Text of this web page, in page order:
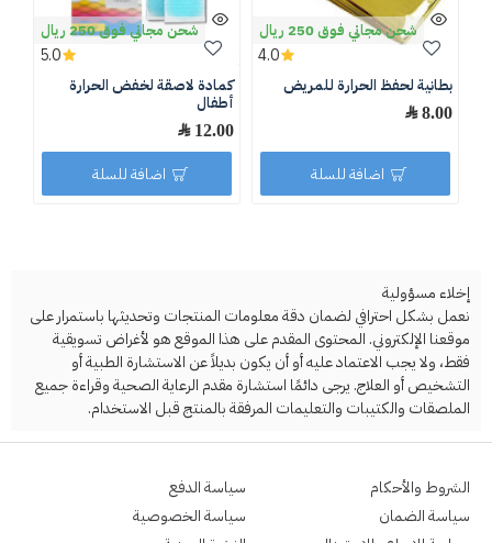
شحن مجاني فوق 250 ريال
بطانية لحفظ الحرارة للمريض
8.00 ﷼
4.0
اضافة للسلة
شحن مجاني فوق 250 ريال
كمادة لاصقة لخفض الحرارة
أطفال
12.00 ﷼
5.0
اضافة للسلة
إخلاء مسؤولية
نعمل بشكل احترافي لضمان دقة معلومات المنتجات وتحديثها باستمرار على
موقعنا الإلكتروني. المحتوى المقدم على هذا الموقع هو لأغراض تسويقية
فقط، ولا يجب الاعتماد عليه أو أن يكون بديلاً عن الاستشارة الطبية أو
التشخيص أو العلاج. يرجى دائمًا استشارة مقدم الرعاية الصحية وقراءة جميع
الملصقات والكتيبات والتعليمات المرفقة بالمنتج قبل الاستخدام.
الشروط والأحكام
سياسة الضمان
سياسة الدفع
سياسة الخصوصية